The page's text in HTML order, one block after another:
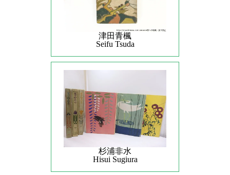
津田青楓
Seifu Tsuda
杉浦非水
Hisui Sugiura